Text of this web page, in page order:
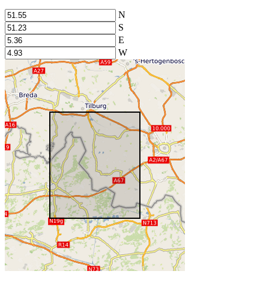
N
S
E
W